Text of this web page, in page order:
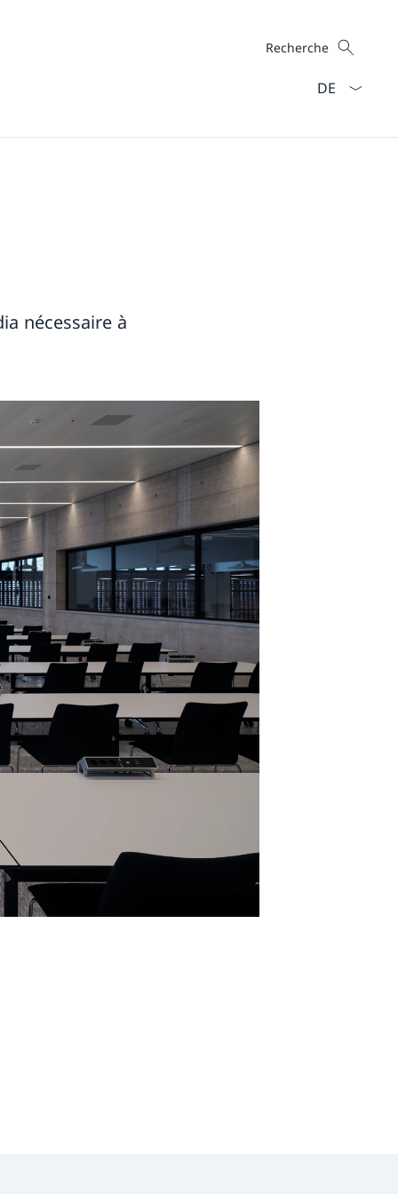
Recherche
Recherche
nécessaire à